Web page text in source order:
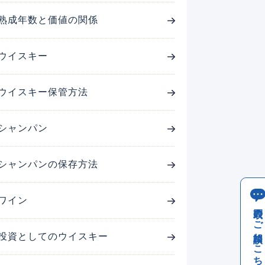
成年数と価値の関係
イスキー
イスキー保管方法
ャンパン
ャンパンの保存方法
イン
資としてのウイスキー 買取のご相談はこちら